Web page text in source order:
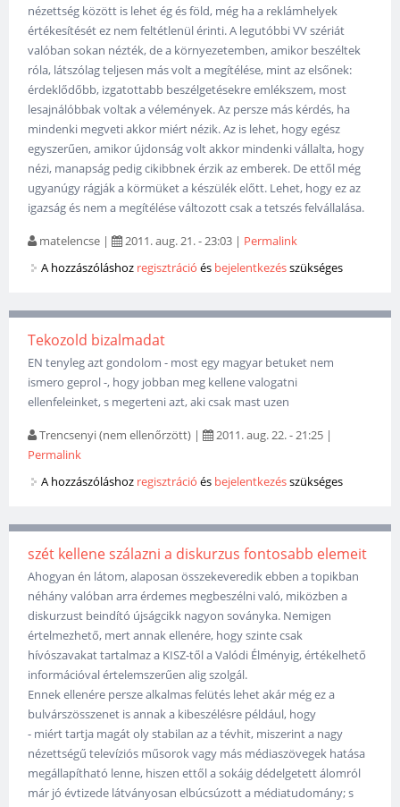
nézettség között is lehet ég és föld, még ha a reklámhelyek
értékesítését ez nem feltétlenül érinti. A legutóbbi VV szériát
valóban sokan nézték, de a környezetemben, amikor beszéltek
róla, látszólag teljesen más volt a megítélése, mint az elsőnek:
érdeklődőbb, izgatottabb beszélgetésekre emlékszem, most
lesajnálóbbak voltak a vélemények. Az persze más kérdés, ha
mindenki megveti akkor miért nézik. Az is lehet, hogy egész
egyszerűen, amikor újdonság volt akkor mindenki vállalta, hogy
nézi, manapság pedig cikibbnek érzik az emberek. De ettől még
ugyanúgy rágják a körmüket a készülék előtt. Lehet, hogy ez az
igazság és nem a megítélése változott csak a tetszés felvállalása.
matelencse | 2011. aug. 21. - 23:03 | Permalink
A hozzászóláshoz regisztráció és bejelentkezésszükséges
Tekozold bizalmadat
EN tenyleg azt gondolom - most egy magyar betuket nem
ismero geprol -, hogy jobban meg kellene valogatni
ellenfeleinket, s megerteni azt, aki csak mast uzen
Trencsenyi (nem ellenőrzött) | 2011. aug. 22. - 21:25 |
Permalink
A hozzászóláshoz regisztráció és bejelentkezésszükséges
szét kellene szálazni a diskurzus fontosabb elemeit
Ahogyan én látom, alaposan összekeveredik ebben a topikban
néhány valóban arra érdemes megbeszélni való, miközben a
diskurzust beindító újságcikk nagyon soványka. Nemigen
értelmezhető, mert annak ellenére, hogy szinte csak
hívószavakat tartalmaz a KISZ-től a Valódi Élményig, értékelhető
információval értelemszerűen alig szolgál.
Ennek ellenére persze alkalmas felütés lehet akár még ez a
bulvárszösszenet is annak a kibeszélésre például, hogy
- miért tartja magát oly stabilan az a tévhit, miszerint a nagy
nézettségű televíziós műsorok vagy más médiaszövegek hatása
megállapítható lenne, hiszen ettől a sokáig dédelgetett álomról
már jó évtizede látványosan elbúcsúzott a médiatudomány; s